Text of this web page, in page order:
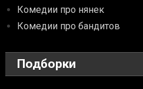
Комедии про нянек
Комедии про бандитов
Подборки